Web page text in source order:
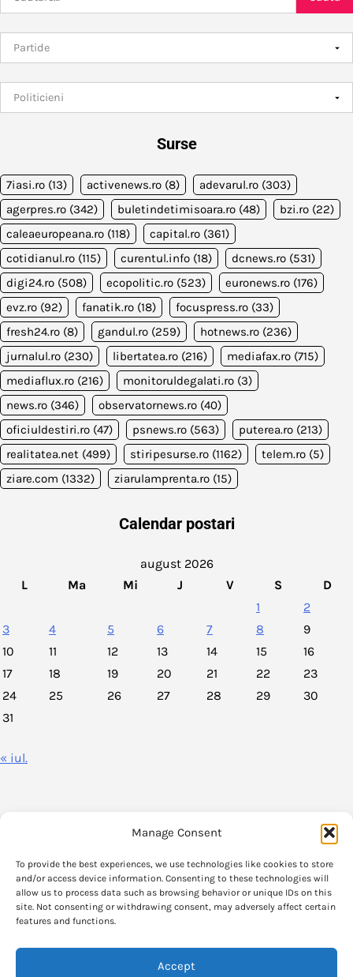
Manage Consent
To provide the best experiences, we use technologies like cookies to store
and/or access device information. Consenting to these technologies will
allow us to process data such as browsing behavior or unique IDs on this
site. Not consenting or withdrawing consent, may adversely affect certain
features and functions.
Accept
după:
Surse
7iasi.ro (13) activenews.ro (8) adevarul.ro (303)
agerpres.ro (342) buletindetimisoara.ro (48) bzi.ro (22)
caleaeuropeana.ro (118) capital.ro (361)
cotidianul.ro (115) curentul.info (18) dcnews.ro (531)
digi24.ro (508) ecopolitic.ro (523) euronews.ro (176)
evz.ro (92) fanatik.ro (18) focuspress.ro (33)
fresh24.ro (8) gandul.ro (259) hotnews.ro (236)
jurnalul.ro (230) libertatea.ro (216) mediafax.ro (715)
mediaflux.ro (216) monitoruldegalati.ro (3)
news.ro (346) observatornews.ro (40)
oficiuldestiri.ro (47) psnews.ro (563) puterea.ro (213)
realitatea.net (499) stiripesurse.ro (1162) telem.ro (5)
ziare.com (1332) ziarulamprenta.ro (15)
Calendar postari
august 2026
L
Ma Mi J V S
D
1
2
3
4 5 6 7 8
9
10
11 12 13 14 15
16
17
18 19 20 21 22
23
24
25 26 27 28 29
30
31
« iul.
Romania.
Informatia care se gaseste pe VoxPolitica.ro si parerile exprimate in aceste
articole apartin strict autorilor originali.
Verificati sursele originale pentru informatia completa.